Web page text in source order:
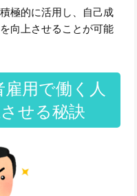
極的に活用し、自己成
向上させることが可能
用で働く人
せる秘訣